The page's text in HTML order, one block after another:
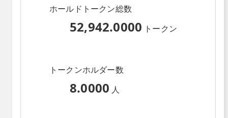
ホールドトークン総数
52,942.0000 トークン
トークンホルダー数
8.0000 人